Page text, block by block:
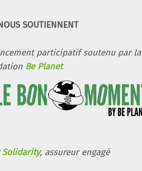
SOUTIENNENT
participatif soutenu par la
Be Planet
Solidarity, assureur engagé